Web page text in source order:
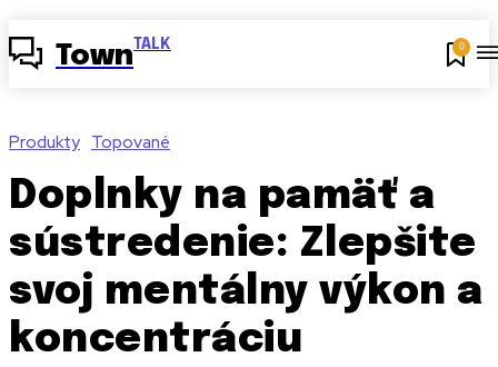
Town TALK 0
Produkty Topované
Doplnky na pamäť a
sústredenie: Zlepšite
svoj mentálny výkon a
koncentráciu